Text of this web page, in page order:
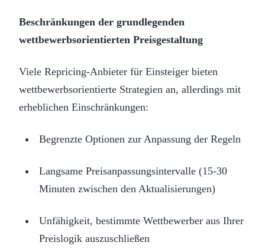
Beschränkungen der grundlegenden
wettbewerbsorientierten Preisgestaltung
Viele Repricing-Anbieter für Einsteiger bieten
wettbewerbsorientierte Strategien an, allerdings mit
erheblichen Einschränkungen:
Begrenzte Optionen zur Anpassung der Regeln
Langsame Preisanpassungsintervalle (15-30
Minuten zwischen den Aktualisierungen)
Unfähigkeit, bestimmte Wettbewerber aus Ihrer
Preislogik auszuschließen